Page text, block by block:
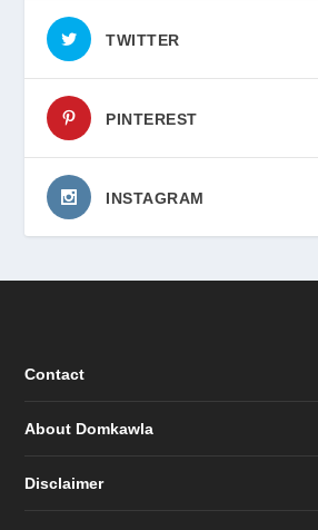
TWITTER
PINTEREST
INSTAGRAM
Contact
About Domkawla
Disclaimer